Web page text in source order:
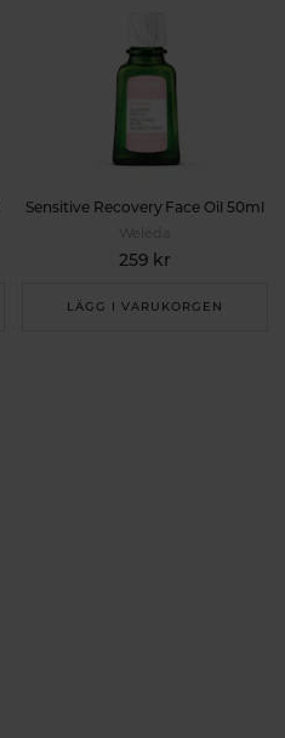
Sensitive Recovery Face Oil 50ml
Weleda
259 kr
LÄGG I VARUKORGEN